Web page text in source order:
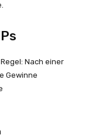
Nach einer
Gewinne